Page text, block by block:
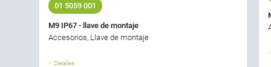
01 5059 001
M9 IP67 - llave de montaje
Accesorios, Llave de montaje
Detalles